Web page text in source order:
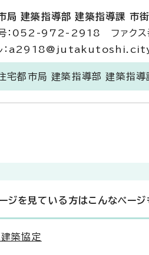
局 建築指導部 建築指導課 市
：052-972-2918 ファク
：
宅都市局 建築指導部 建築指
ジを見ている方はこんなペー
築協定